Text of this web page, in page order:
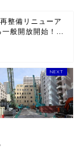
整備リニューア
一般開放開始！...